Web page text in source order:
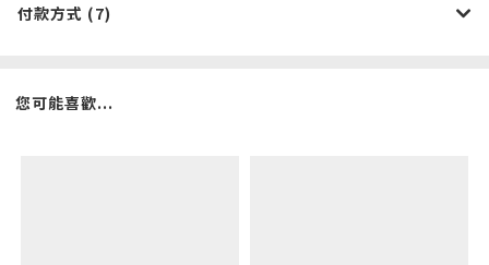
付款方式 (7)
您可能喜歡...